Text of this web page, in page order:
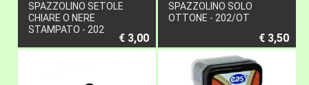
SPAZZOLINO SETOLE
CHIARE O NERE
STAMPATO - 202
€ 3,00
SPAZZOLINO SOLO
OTTONE - 202/OT
€ 3,50